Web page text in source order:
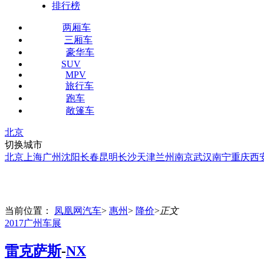
排行榜
两厢车
三厢车
豪华车
SUV
MPV
旅行车
跑车
敞篷车
北京
切换城市
北京 上海广州沈阳长春昆明长沙天津兰州南京武汉南宁重庆西
当前位置： 凤凰网汽车> 惠州> 降价>正文
2017广州车展
雷克萨斯-NX